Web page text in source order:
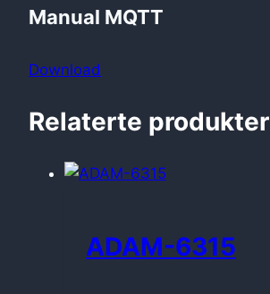
Manual MQTT
Download
Relaterte produkter
ADAM-6315